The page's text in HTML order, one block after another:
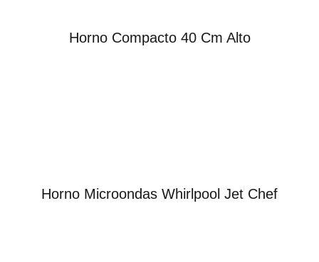
Horno Compacto 40 Cm Alto
Horno Microondas Whirlpool Jet Chef